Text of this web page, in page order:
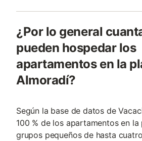
¿Por lo general
pueden hospedar los
apartamentos en la
Almoradí?
Según la base de datos de
100 % de los apartamentos en
grupos pequeños de hasta